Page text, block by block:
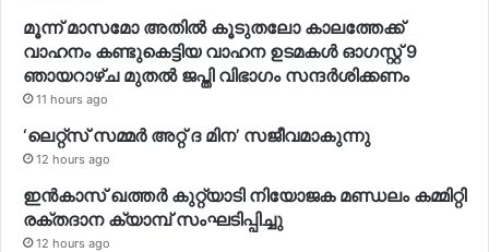
മൂന്ന് മാസമോ അതില്‍ കൂടുതലോ കാലത്തേക്ക്
വാഹനം കണ്ടുകെട്ടിയ വാഹന ഉടമകള്‍ ഓഗസ്റ്റ് 9
ഞായറാഴ്ച മുതല്‍ ജപ്തി വിഭാഗം സന്ദര്‍ശിക്കണം
11 hours ago
‘ലെറ്റ്‌സ് സമ്മര്‍ അറ്റ് ദ മിന’ സജീവമാകുന്നു
12 hours ago
ഇന്‍കാസ് ഖത്തര്‍ കുറ്റ്യാടി നിയോജക മണ്ഡലം കമ്മിറ്റി
രക്തദാന ക്യാമ്പ് സംഘടിപ്പിച്ചു
12 hours ago